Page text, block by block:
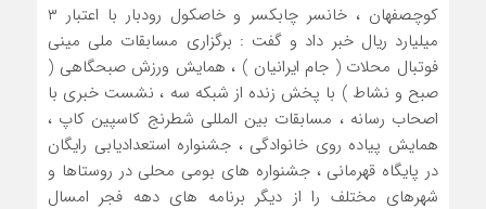
کوچصفهان ، خانسر چابکسر و خاصکول رودبار با اعتبار ۳
میلیارد ریال خبر داد و گفت : برگزاری مسابقات ملی مینی
فوتبال محلات ( جام ایرانیان ) ، همایش ورزش صبحگاهی (
صبح و نشاط ) با پخش زنده از شبکه سه ، نشست خبری با
اصحاب رسانه ، مسابقات بین المللی شطرنج کاسپین کاپ ،
همایش پیاده روی خانوادگی ، جشنواره استعدادیابی رایگان
در پایگاه قهرمانی ، جشنواره های بومی محلی در روستاها و
شهرهای مختلف را از دیگر برنامه های دهه فجر امسال